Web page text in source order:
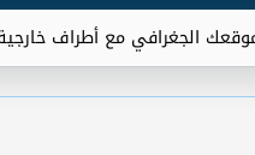
مع أطراف خارجية...